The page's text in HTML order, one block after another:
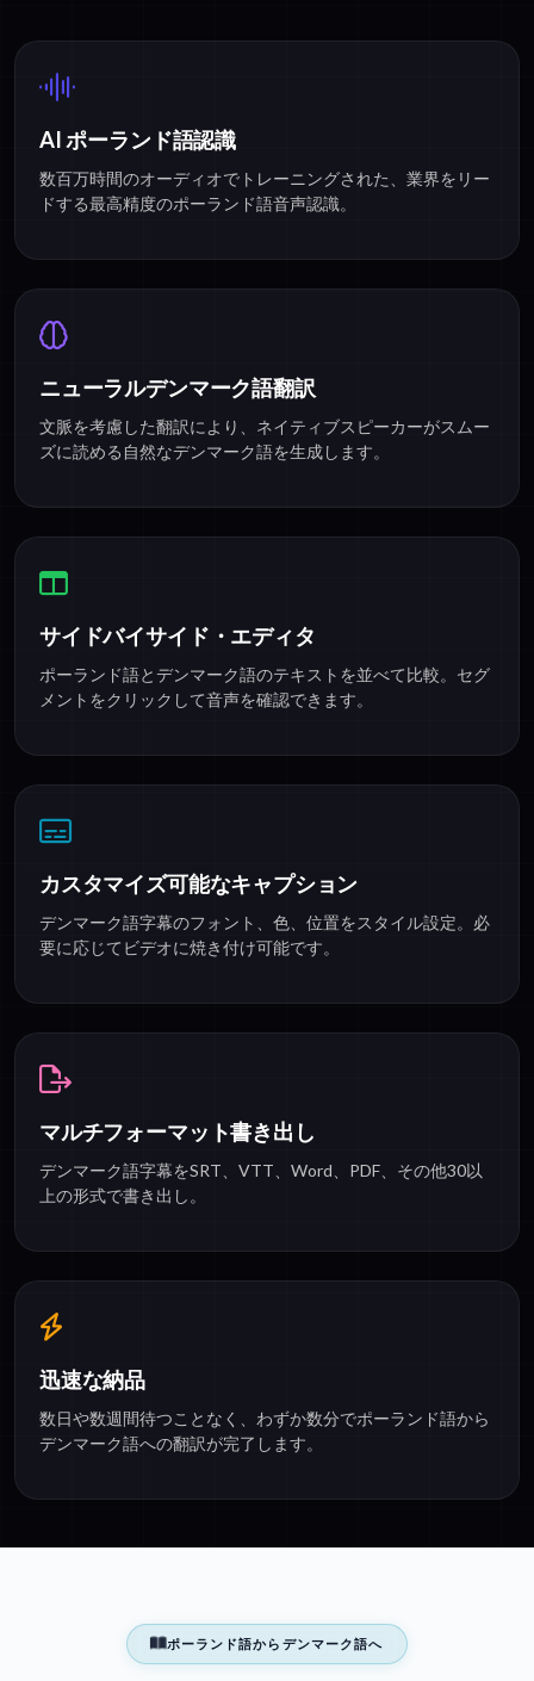
AI ポーランド語認識
数百万時間のオーディオでトレーニングされた、業界をリー
ドする最高精度のポーランド語音声認識。
ニューラルデンマーク語翻訳
文脈を考慮した翻訳により、ネイティブスピーカーがスムー
ズに読める自然なデンマーク語を生成します。
サイドバイサイド・エディタ
ポーランド語とデンマーク語のテキストを並べて比較。セグ
メントをクリックして音声を確認できます。
カスタマイズ可能なキャプション
デンマーク語字幕のフォント、色、位置をスタイル設定。必
要に応じてビデオに焼き付け可能です。
マルチフォーマット書き出し
デンマーク語字幕をSRT、VTT、Word、PDF、その他30以
上の形式で書き出し。
迅速な納品
数日や数週間待つことなく、わずか数分でポーランド語から
デンマーク語への翻訳が完了します。
ポーランド語からデンマーク語へ